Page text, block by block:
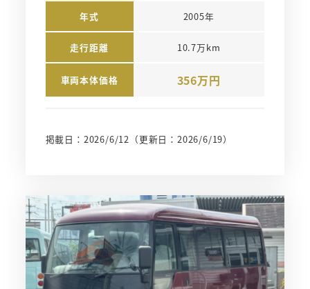
年式 2005年
走行距離 10.7万km
車両本体価格 356万円
掲載日：2026/6/12 （更新日：2026/6/19）